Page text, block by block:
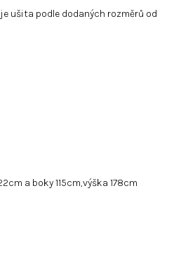
ušita podle dodaných rozměrů od
a boky 115cm,výška 178cm